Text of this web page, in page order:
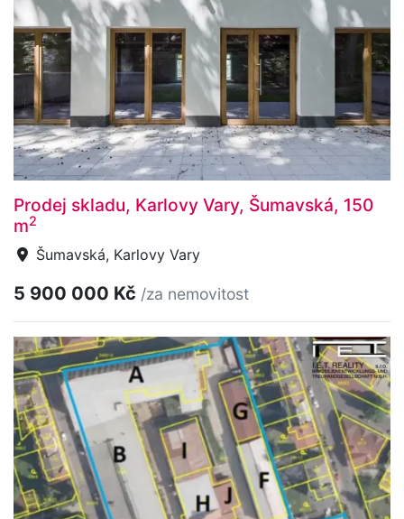
Prodej skladu, Karlovy Vary, Šumavská, 150
m2
Šumavská, Karlovy Vary
5 900 000 Kč /za nemovitost